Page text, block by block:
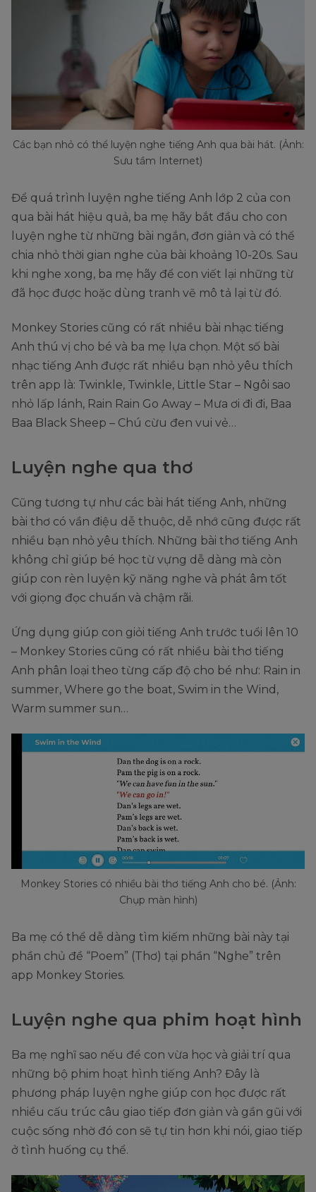
Các bạn nhỏ có thể luyện nghe tiếng Anh qua bài hát. (Ảnh:
Sưu tầm Internet)
Để quá trình luyện nghe tiếng Anh lớp 2 của con
qua bài hát hiệu quả, ba mẹ hãy bắt đầu cho con
luyện nghe từ những bài ngắn, đơn giản và có thể
chia nhỏ thời gian nghe của bài khoảng 10-20s. Sau
khi nghe xong, ba mẹ hãy để con viết lại những từ
đã học được hoặc dùng tranh vẽ mô tả lại từ đó.
Monkey Stories cũng có rất nhiều bài nhạc tiếng
Anh thú vị cho bé và ba mẹ lựa chọn. Một số bài
nhạc tiếng Anh được rất nhiều bạn nhỏ yêu thích
trên app là: Twinkle, Twinkle, Little Star – Ngôi sao
nhỏ lấp lánh, Rain Rain Go Away – Mưa ơi đi đi, Baa
Baa Black Sheep – Chú cừu đen vui vẻ…
Luyện nghe qua thơ
Cũng tương tự như các bài hát tiếng Anh, những
bài thơ có vần điệu dễ thuộc, dễ nhớ cũng được rất
nhiều bạn nhỏ yêu thích. Những bài thơ tiếng Anh
không chỉ giúp bé học từ vựng dễ dàng mà còn
giúp con rèn luyện kỹ năng nghe và phát âm tốt
với giọng đọc chuẩn và chậm rãi.
Ứng dụng giúp con giỏi tiếng Anh trước tuổi lên 10
– Monkey Stories cũng có rất nhiều bài thơ tiếng
Anh phân loại theo từng cấp độ cho bé như: Rain in
summer, Where go the boat, Swim in the Wind,
Warm summer sun…
Monkey Stories có nhiều bài thơ tiếng Anh cho bé. (Ảnh:
Chụp màn hình)
Ba mẹ có thể dễ dàng tìm kiếm những bài này tại
phần chủ đề “Poem” (Thơ) tại phần “Nghe” trên
app Monkey Stories.
Luyện nghe qua phim hoạt hình
Ba mẹ nghĩ sao nếu để con vừa học và giải trí qua
những bộ phim hoạt hình tiếng Anh? Đây là
phương pháp luyện nghe giúp con học được rất
nhiều cấu trúc câu giao tiếp đơn giản và gần gũi với
cuộc sống nhờ đó con sẽ tự tin hơn khi nói, giao tiếp
ở tình huống cụ thể.